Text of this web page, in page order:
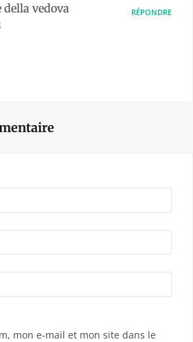
della vedova RÉPONDRE
mon e-mail et mon site dans le